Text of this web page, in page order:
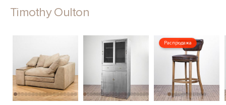
Timothy Oulton
Распродажа